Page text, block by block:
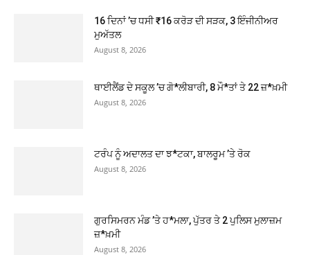
16 ਦਿਨਾਂ ’ਚ ਧਸੀ ₹16 ਕਰੋੜ ਦੀ ਸੜਕ, 3 ਇੰਜੀਨੀਅਰ
ਮੁਅੱਤਲ
August 8, 2026
ਥਾਈਲੈਂਡ ਦੇ ਸਕੂਲ ’ਚ ਗੋ*ਲੀਬਾਰੀ, 8 ਮੌ*ਤਾਂ ਤੇ 22 ਜ਼*ਖ਼ਮੀ
August 8, 2026
ਟਰੰਪ ਨੂੰ ਅਦਾਲਤ ਦਾ ਝ*ਟਕਾ, ਬਾਲਰੂਮ ’ਤੇ ਰੋਕ
August 8, 2026
ਗੁਰਸਿਮਰਨ ਮੰਡ ’ਤੇ ਹ*ਮਲਾ, ਪੁੱਤਰ ਤੇ 2 ਪੁਲਿਸ ਮੁਲਾਜ਼ਮ
ਜ਼*ਖ਼ਮੀ
August 8, 2026